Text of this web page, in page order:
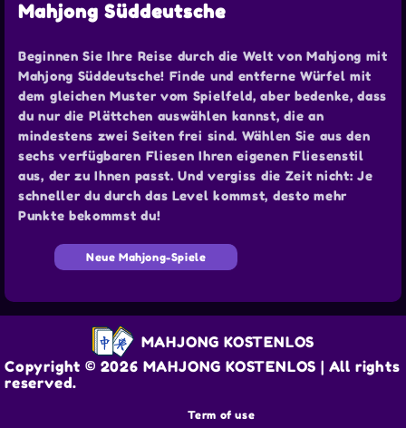
Mahjong Süddeutsche
Beginnen Sie Ihre Reise durch die Welt von Mahjong mit
Mahjong Süddeutsche! Finde und entferne Würfel mit
dem gleichen Muster vom Spielfeld, aber bedenke, dass
du nur die Plättchen auswählen kannst, die an
mindestens zwei Seiten frei sind. Wählen Sie aus den
sechs verfügbaren Fliesen Ihren eigenen Fliesenstil
aus, der zu Ihnen passt. Und vergiss die Zeit nicht: Je
schneller du durch das Level kommst, desto mehr
Punkte bekommst du!
Neue Mahjong-Spiele
MAHJONG KOSTENLOS
Copyright © 2026 MAHJONG KOSTENLOS | All rights
reserved.
Term of use